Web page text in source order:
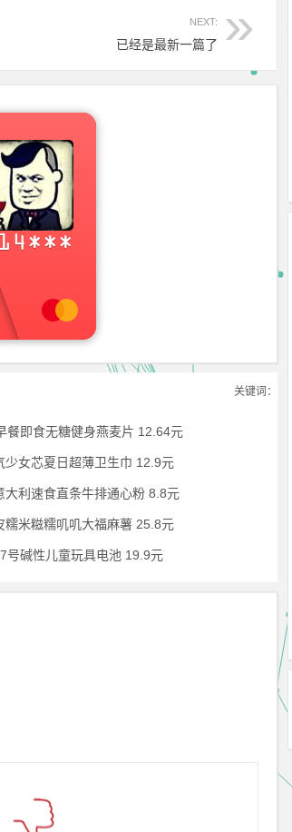
NEXT:
已经是最新一篇了
together
you a nice day .
关键词：
餐即食无糖健身燕麦片 12.64元
少女芯夏日超薄卫生巾 12.9元
大利速食直条牛排通心粉 8.8元
糯米糍糯叽叽大福麻薯 25.8元
号碱性儿童玩具电池 19.9元